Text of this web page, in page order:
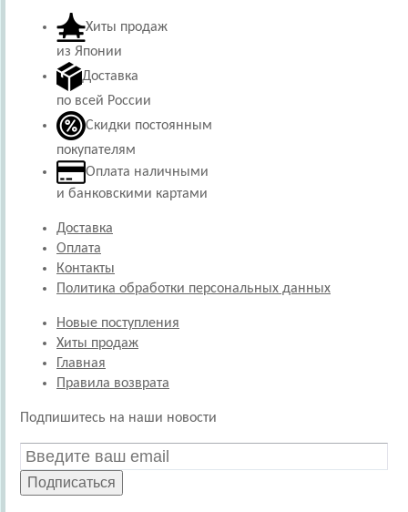
Хиты продаж
из Японии
Доставка
по всей России
Скидки постоянным
покупателям
Оплата наличными
и банковскими картами
Доставка
Оплата
Контакты
Политика обработки персональных данных
Новые поступления
Хиты продаж
Главная
Правила возврата
Подпишитесь на наши новости
Подписаться